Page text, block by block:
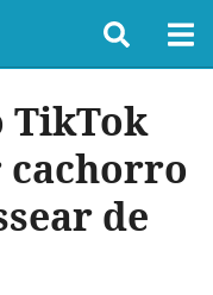
TikTok
cachorro
de